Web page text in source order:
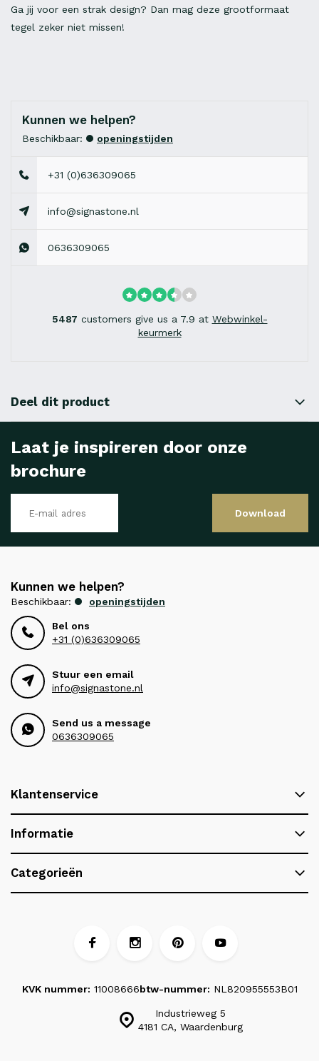
Ga jij voor een strak design? Dan mag deze grootformaat
tegel zeker niet missen!
Kunnen we helpen?
Beschikbaar: openingstijden
+31 (0)636309065
info@signastone.nl
0636309065
5487 customers give us a 7.9 at Webwinkel-
keurmerk
Deel dit product
Laat je inspireren door onze
brochure
Download
Kunnen we helpen?
Beschikbaar: openingstijden
Bel ons
+31 (0)636309065
Stuur een email
info@signastone.nl
Send us a message
0636309065
Klantenservice
Informatie
Categorieën
Industrieweg 5
4181 CA, Waardenburg
KVK nummer: 11008666btw-nummer: NL820955553B01